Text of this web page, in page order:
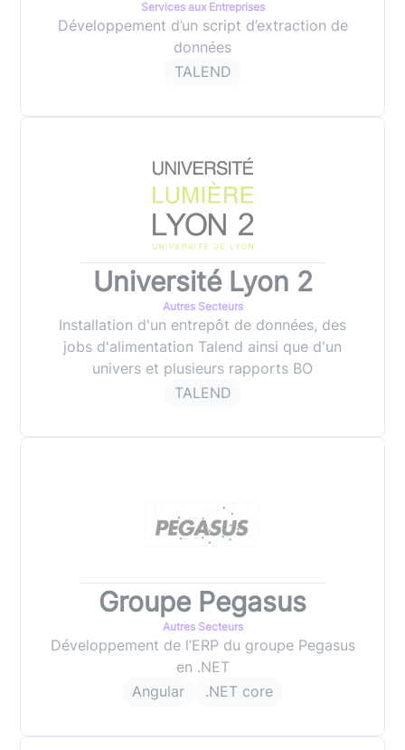
Services aux Entreprises
Développement d’un script d’extraction de
données
TALEND
Université Lyon 2
Autres Secteurs
Installation d'un entrepôt de données, des
jobs d'alimentation Talend ainsi que d'un
univers et plusieurs rapports BO
TALEND
Groupe Pegasus
Autres Secteurs
Développement de l’ERP du groupe Pegasus
en .NET
Angular
.NET core